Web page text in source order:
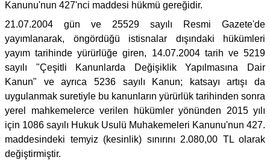
Kanunu'nun 427'nci maddesi hükmü gereğidir.
21.07.2004 gün ve 25529 sayılı Resmi Gazete'de
yayımlanarak, öngördüğü istisnalar dışındaki hükümleri
yayım tarihinde yürürlüğe giren, 14.07.2004 tarih ve 5219
sayılı "Çeşitli Kanunlarda Değişiklik Yapılmasına Dair
Kanun" ve ayrıca 5236 sayılı Kanun; katsayı artışı da
uygulanmak suretiyle bu kanunların yürürlük tarihinden sonra
yerel mahkemelerce verilen hükümler yönünden 2015 yılı
için 1086 sayılı Hukuk Usulü Muhakemeleri Kanunu'nun 427.
maddesindeki temyiz (kesinlik) sınırını 2.080,00 TL olarak
değiştirmiştir.